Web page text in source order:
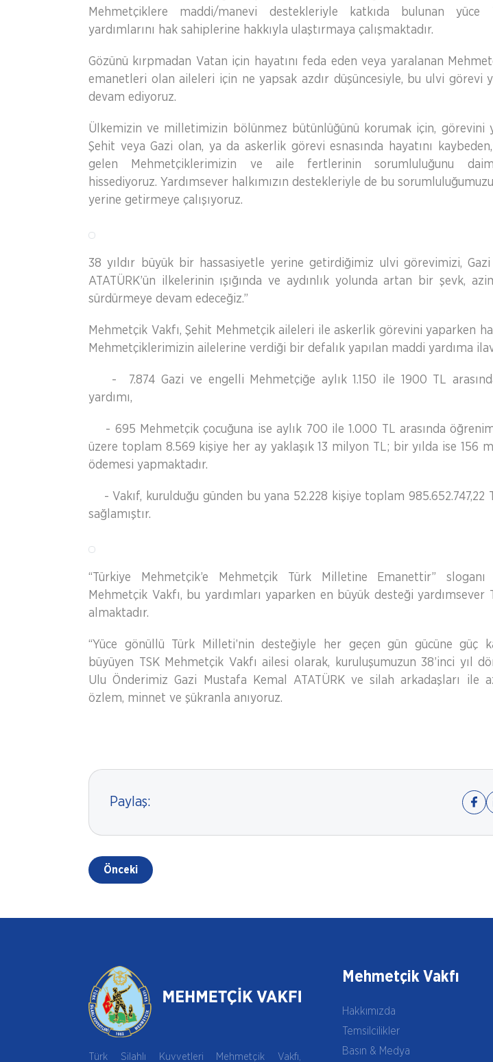
Mehmetçiklere maddi/manevi destekleriyle katkıda bulunan yüce
yardımlarını hak sahiplerine hakkıyla ulaştırmaya çalışmaktadır.
Gözünü kırpmadan Vatan için hayatını feda eden veya yaralanan
emanetleri olan aileleri için ne yapsak azdır düşüncesiyle, bu ulvi görevi
devam ediyoruz.
Ülkemizin ve milletimizin bölünmez bütünlüğünü korumak için, görevini
Şehit veya Gazi olan, ya da askerlik görevi esnasında hayatını
gelen Mehmetçiklerimizin ve aile fertlerinin sorumluluğunu
hissediyoruz. Yardımsever halkımızın destekleriyle de bu
yerine getirmeye çalışıyoruz.
38 yıldır büyük bir hassasiyetle yerine getirdiğimiz ulvi görevimizi, Gazi
ATATÜRK’ün ilkelerinin ışığında ve aydınlık yolunda artan bir şevk,
sürdürmeye devam edeceğiz.”
Mehmetçik Vakfı, Şehit Mehmetçik aileleri ile askerlik görevini yaparken
Mehmetçiklerimizin ailelerine verdiği bir defalık yapılan maddi yardıma
- 7.874 Gazi ve engelli Mehmetçiğe aylık 1.150 ile 1900 TL
yardımı,
- 695 Mehmetçik çocuğuna ise aylık 700 ile 1.000 TL arasında
üzere toplam 8.569 kişiye her ay yaklaşık 13 milyon TL; bir yılda ise 156
ödemesi yapmaktadır.
- Vakıf, kurulduğu günden bu yana 52.228 kişiye toplam 985.652.747,22
sağlamıştır.
“Türkiye Mehmetçik’e Mehmetçik Türk Milletine Emanettir”
Mehmetçik Vakfı, bu yardımları yaparken en büyük desteği yardımsever
almaktadır.
“Yüce gönüllü Türk Milleti’nin desteğiyle her geçen gün gücüne güç
büyüyen TSK Mehmetçik Vakfı ailesi olarak, kuruluşumuzun 38’inci yıl
Ulu Önderimiz Gazi Mustafa Kemal ATATÜRK ve silah arkadaşları ile
özlem, minnet ve şükranla anıyoruz.
Paylaş:
Önceki
Türk Silahlı Kuvvetleri Mehmetçik Vakfı,
Mehmetçik Vakfı
Hakkımızda
Temsilcilikler
Basın & Medya